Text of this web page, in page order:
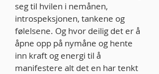
seg til hvilen i nemånen,
introspeksjonen, tankene og
følelsene. Og hvor deilig det er å
åpne opp på nymåne og hente
inn kraft og energi til å
manifestere alt det en har tenkt